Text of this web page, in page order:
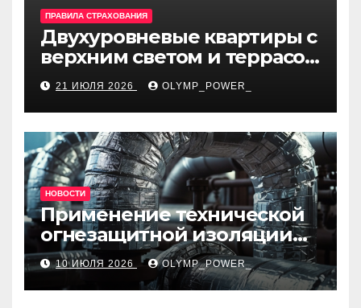
ПРАВИЛА СТРАХОВАНИЯ
Двухуровневые квартиры с
верхним светом и террасой
в готовом жилом
комплексе
21 ИЮЛЯ 2026 OLYMP_POWER_
НОВОСТИ
Применение технической
огнезащитной изоляции
для промышленных
объектов и нормативные
требования
10 ИЮЛЯ 2026 OLYMP_POWER_